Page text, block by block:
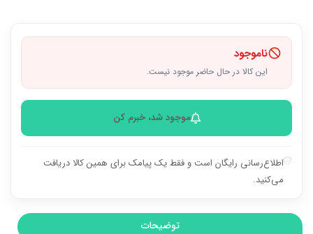
ناموجود
این کالا در حال حاضر موجود نیست.
موجود شد، خبرم کن
اطلاع‌رسانی رایگان است و فقط یک پیامک برای همین کالا دریافت
می‌کنید.
توضیحات